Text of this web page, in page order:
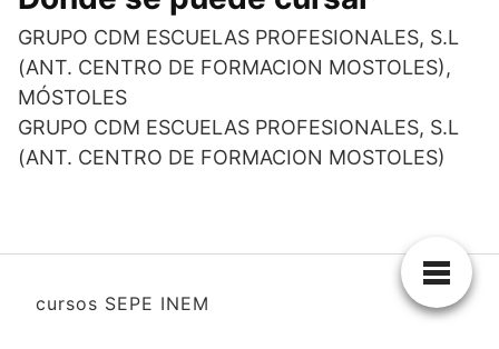
GRUPO CDM ESCUELAS PROFESIONALES, S.L
(ANT. CENTRO DE FORMACION MOSTOLES),
MÓSTOLES
GRUPO CDM ESCUELAS PROFESIONALES, S.L
(ANT. CENTRO DE FORMACION MOSTOLES)
cursos SEPE INEM